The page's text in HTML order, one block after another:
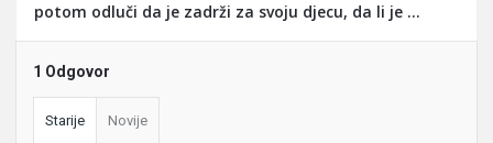
potom odluči da je zadrži za svoju djecu, da li je ...
1 Odgovor
Starije Novije